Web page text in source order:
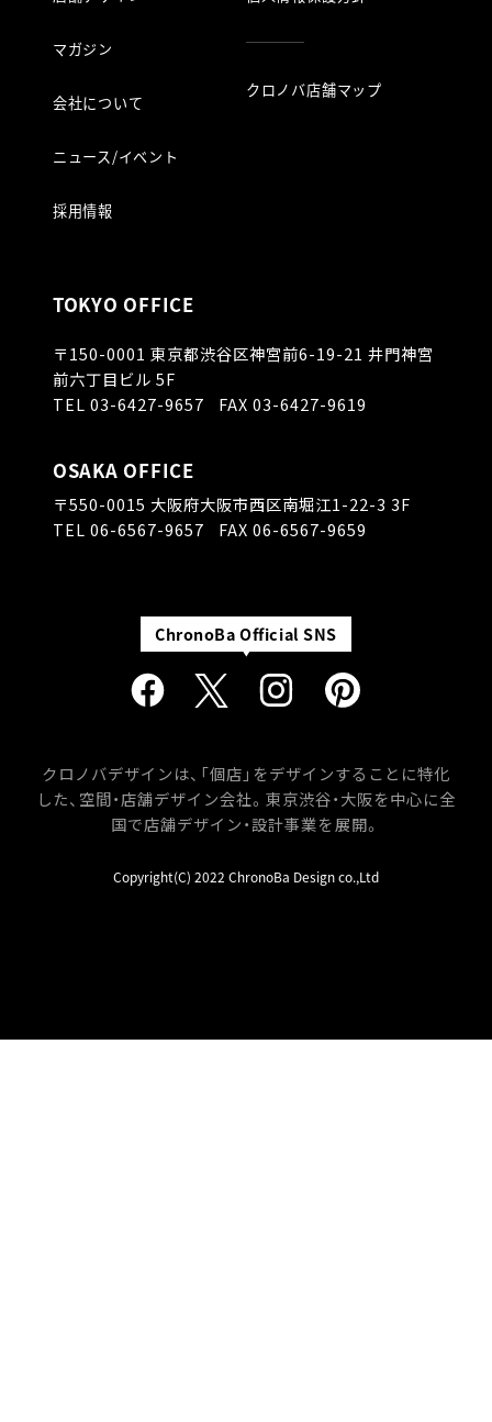
マガジン
会社について
ニュース/イベント
採用情報
クロノバ店舗マップ
TOKYO OFFICE
〒150-0001 東京都渋谷区神宮前6-19-21 井門神宮
前六丁目ビル 5F
TEL 03-6427-9657 FAX 03-6427-9619
OSAKA OFFICE
〒550-0015 大阪府大阪市西区南堀江1-22-3 3F
TEL 06-6567-9657 FAX 06-6567-9659
クロノバデザインは、「個店」をデザインすることに特化
した、空間・店舗デザイン会社。 東京渋谷・大阪を中心に全
国で店舗デザイン・設計事業を展開。
Copyright(C) 2022 ChronoBa Design co.,Ltd